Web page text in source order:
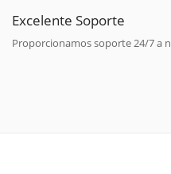
Excelente Soporte
Proporcionamos soporte 24/7 a